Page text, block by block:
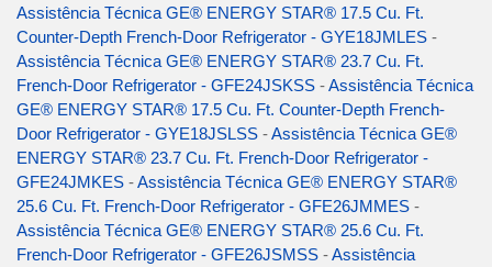
Assistência Técnica GE® ENERGY STAR® 17.5 Cu. Ft.
Counter-Depth French-Door Refrigerator - GYE18JMLES -
Assistência Técnica GE® ENERGY STAR® 23.7 Cu. Ft.
French-Door Refrigerator - GFE24JSKSS -Assistência Técnica
GE® ENERGY STAR® 17.5 Cu. Ft. Counter-Depth French-
Door Refrigerator - GYE18JSLSS -Assistência Técnica GE®
ENERGY STAR® 23.7 Cu. Ft. French-Door Refrigerator -
GFE24JMKES -Assistência Técnica GE® ENERGY STAR®
25.6 Cu. Ft. French-Door Refrigerator - GFE26JMMES -
Assistência Técnica GE® ENERGY STAR® 25.6 Cu. Ft.
French-Door Refrigerator - GFE26JSMSS -Assistência